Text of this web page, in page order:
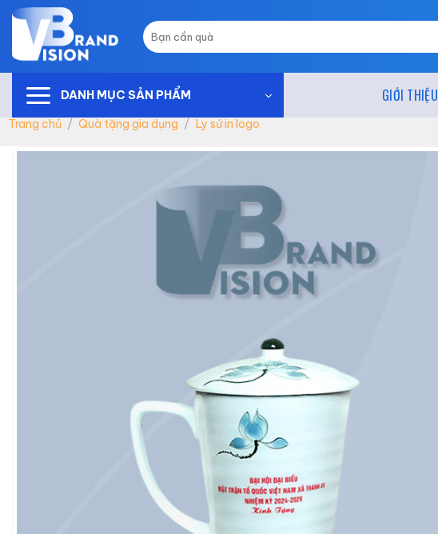
Skip
content
Tìm
kiếm:
DANH MỤC SẢN PHẨM GIỚI THIỆU
Trang chủ / Quà tặng gia dụng / Ly sứ in logo